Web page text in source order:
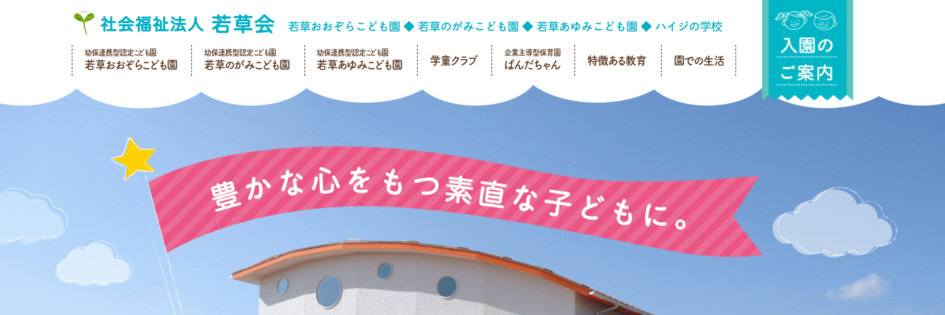
幼保連携型認定こども園
若草おおぞらこども園
幼保連携型認定こども園
若草のがみこども園
幼保連携型認定こども園
若草あゆみこども園 学童クラブ
企業主導型保育園
ぱんだちゃん 特徴ある教育 園での生活